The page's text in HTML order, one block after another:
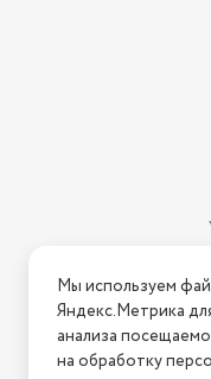
Нашли
2026 © Интернет-
Мы используем
Яндекс.Метрика
анализа
на обработку